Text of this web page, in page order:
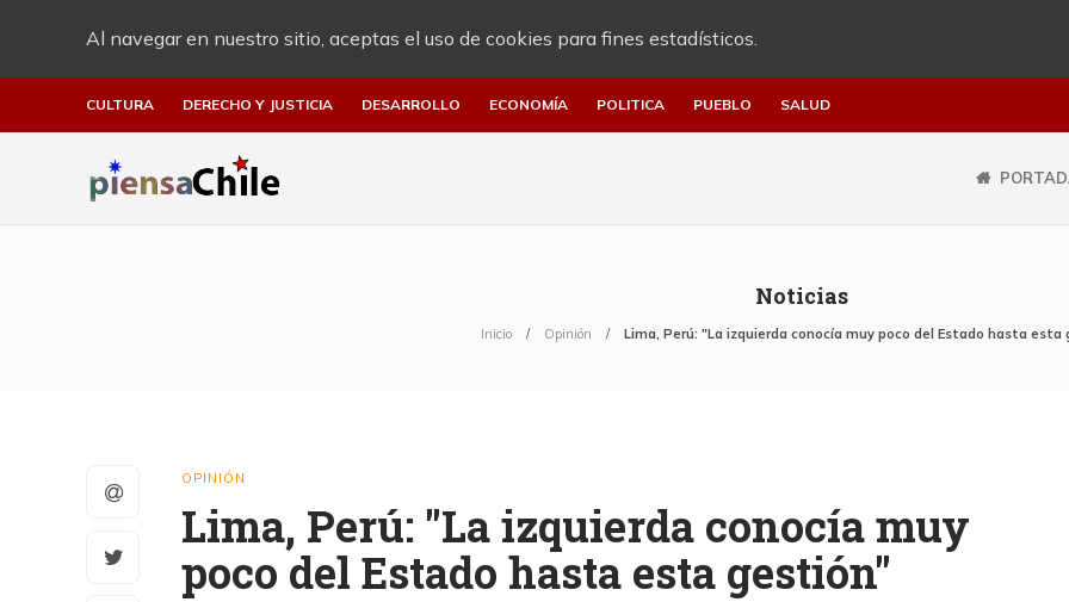
Al navegar en nuestro sitio, aceptas el uso de cookies para fines estadísticos.
CULTURA DERECHO Y JUSTICIA DESARROLLO ECONOMÍA POLITICA PUEBLO SALUD
Noticias
Inicio Opinión Lima, Perú: "La izquierda conocía muy poco del Estado hasta esta
OPINIÓN
Lima, Perú: "La izquierda conocía muy
poco del Estado hasta esta gestión"